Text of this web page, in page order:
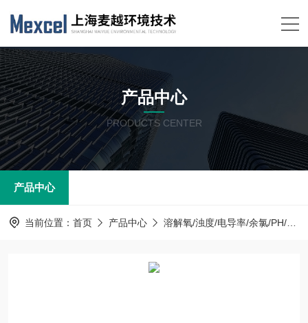
产品中心
PRODUCTS CENTER
产品中心
当前位置： 首页 产品中心 溶解氧/浊度/电导率/余氯/PH/ORP